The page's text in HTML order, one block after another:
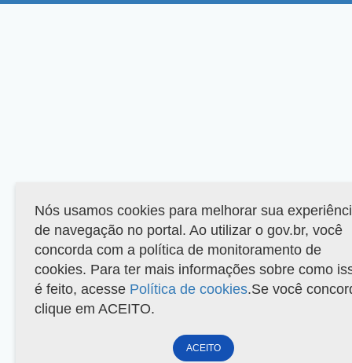
Nós usamos cookies para melhorar sua
de navegação no portal. Ao utilizar o gov.br, você
concorda com a política de monitoramento de
cookies. Para ter mais informações sobre como
é feito, acesse Política de cookies.Se você
clique em ACEITO.
ACEITO